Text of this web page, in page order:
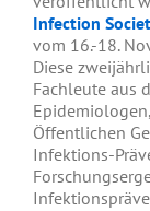
Infection
vom 16.-18.
Diese
Fachleute aus
Öffentlichen
Infektions-